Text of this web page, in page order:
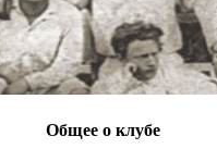
Общее о клубе